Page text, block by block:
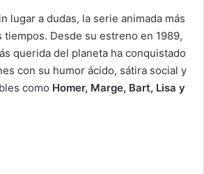
lugar a dudas, la serie animada más
tiempos. Desde su estreno en 1989,
querida del planeta ha conquistado
con su humor ácido, sátira social y
como Homer, Marge, Bart, Lisa y